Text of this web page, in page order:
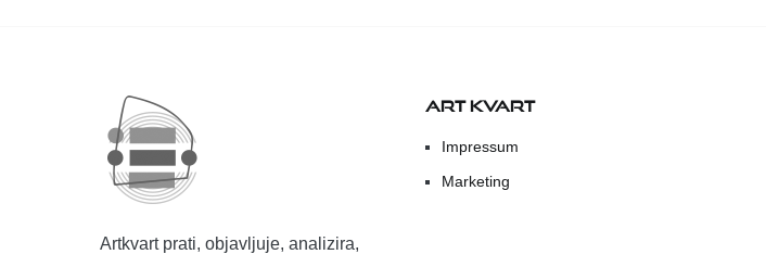
Artkvart prati, objavljuje, analizira,
ART KVART
Impressum
Marketing